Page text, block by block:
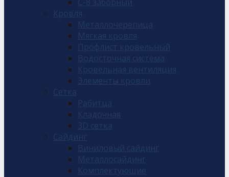
С-8 заборный
Кровля
Металлочерепица
Мягкая кровля
Профлист кровельный
Водосточная система
Кровельная вентиляция
Элементы кровли
Сетка
Рабитца
Кладочная
3D сетка
Сайдинг
Виниловый сайдинг
Металлосайдинг
Комплектующие